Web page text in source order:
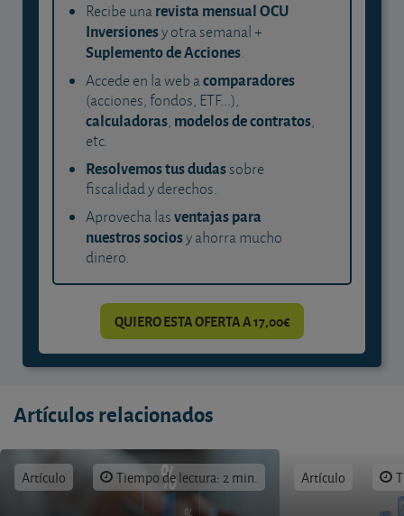
Recibe unarevista mensual OCU
Inversionesy otra semanal +
Suplemento de Acciones.
Accede en la web acomparadores
(acciones, fondos, ETF...),
calculadoras, modelos de contratos,
etc.
Resolvemos tus dudassobre
fiscalidad y derechos.
Aprovecha lasventajas para
nuestros sociosy ahorra mucho
dinero.
QUIERO ESTA OFERTA A 17,00€
Artículos relacionados
Artículo Tiempo de lectura: 2 min. Artículo